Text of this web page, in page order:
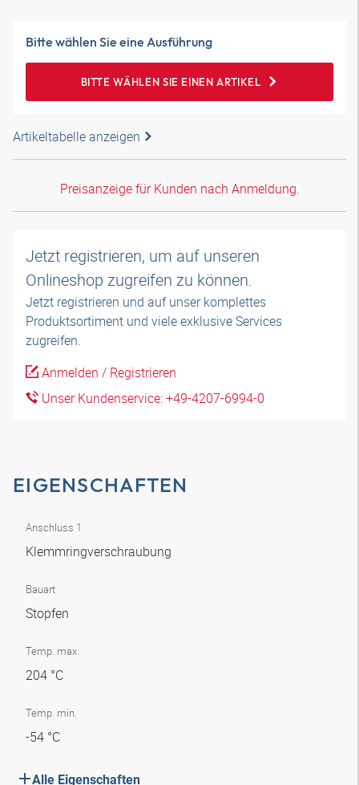
Bitte wählen Sie eine Ausführung
BITTE WÄHLEN SIE EINEN ARTIKEL
Artikeltabelle anzeigen
Preisanzeige für Kunden nach Anmeldung.
Jetzt registrieren, um auf unseren
Onlineshop zugreifen zu können.
Jetzt registrieren und auf unser komplettes
Produktsortiment und viele exklusive Services
zugreifen.
Anmelden / Registrieren
Unser Kundenservice: +49-4207-6994-0
EIGENSCHAFTEN
Anschluss 1
Klemmringverschraubung
Bauart
Stopfen
Temp. max.
204 °C
Temp. min.
-54 °C
Alle Eigenschaften